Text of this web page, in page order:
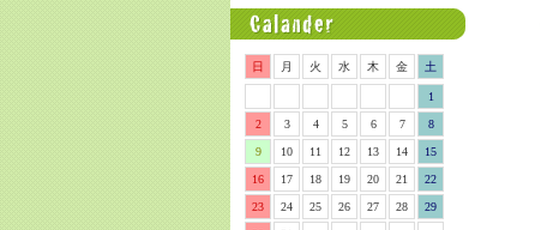
日 月 火 水 木 金 土
1
2 3 4 5 6 7 8
9 10 11 12 13 14 15
16 17 18 19 20 21 22
23 24 25 26 27 28 29